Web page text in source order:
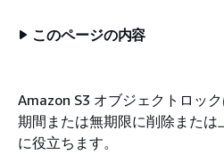
このページの内容
Amazon S3 オブジェクトロッ
期間または無期限に削除また
に役立ちます。